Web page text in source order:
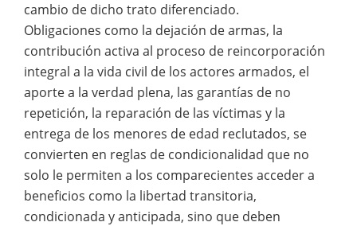
cambio de dicho trato diferenciado.
Obligaciones como la dejación de armas, la
contribución activa al proceso de reincorporación
integral a la vida civil de los actores armados, el
aporte a la verdad plena, las garantías de no
repetición, la reparación de las víctimas y la
entrega de los menores de edad reclutados, se
convierten en reglas de condicionalidad que no
solo le permiten a los comparecientes acceder a
beneficios como la libertad transitoria,
condicionada y anticipada, sino que deben